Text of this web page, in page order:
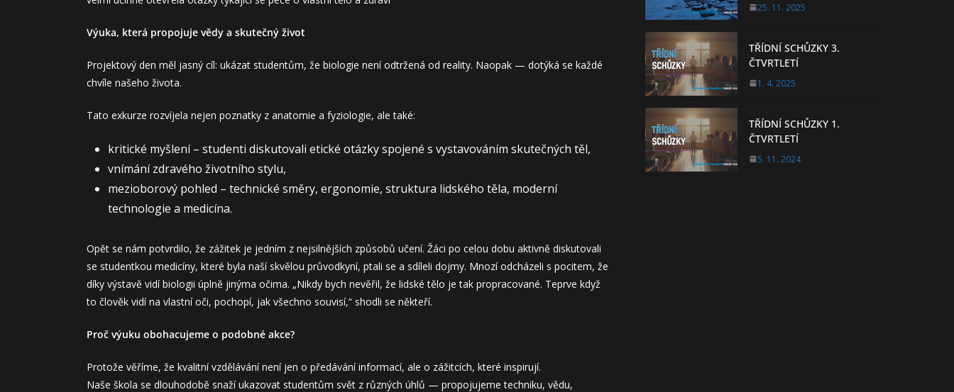
Výuka, která propojuje vědy a skutečný život
Projektový den měl jasný cíl: ukázat studentům, že biologie není odtržená od reality. Naopak — dotýká se každé
chvíle našeho života.
Tato exkurze rozvíjela nejen poznatky z anatomie a fyziologie, ale také:
kritické myšlení – studenti diskutovali etické otázky spojené s vystavováním skutečných těl,
vnímání zdravého životního stylu,
mezioborový pohled – technické směry, ergonomie, struktura lidského těla, moderní
technologie a medicína.
Opět se nám potvrdilo, že zážitek je jedním z nejsilnějších způsobů učení. Žáci po celou dobu aktivně diskutovali
se studentkou medicíny, které byla naší skvělou průvodkyní, ptali se a sdíleli dojmy. Mnozí odcházeli s pocitem, že
díky výstavě vidí biologii úplně jinýma očima. „Nikdy bych nevěřil, že lidské tělo je tak propracované. Teprve když
to člověk vidí na vlastní oči, pochopí, jak všechno souvisí,“ shodli se někteří.
Proč výuku obohacujeme o podobné akce?
Protože věříme, že kvalitní vzdělávání není jen o předávání informací, ale o zážitcích, které inspirují.
Naše škola se dlouhodobě snaží ukazovat studentům svět z různých úhlů — propojujeme techniku, vědu,
25. 11. 2025
TŘÍDNÍ SCHŮZKY 3.
ČTVRTLETÍ
1. 4. 2025
TŘÍDNÍ SCHŮZKY 1.
ČTVRTLETÍ
5. 11. 2024